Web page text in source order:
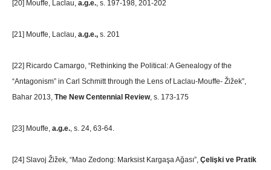
[20] Mouffe, Laclau, a.g.e., s. 197-198, 201-202
[21] Mouffe, Laclau, a.g.e., s. 201
[22] Ricardo Camargo, “Rethinking the Political: A Genealogy of the
“Antagonism” in Carl Schmitt through the Lens of Laclau-Mouffe- Žižek”,
Bahar 2013, The New Centennial Review, s. 173-175
[23] Mouffe, a.g.e., s. 24, 63-64.
[24] Slavoj Žižek, “Mao Zedong: Marksist Kargaşa Ağası”, Çelişki ve Pratik